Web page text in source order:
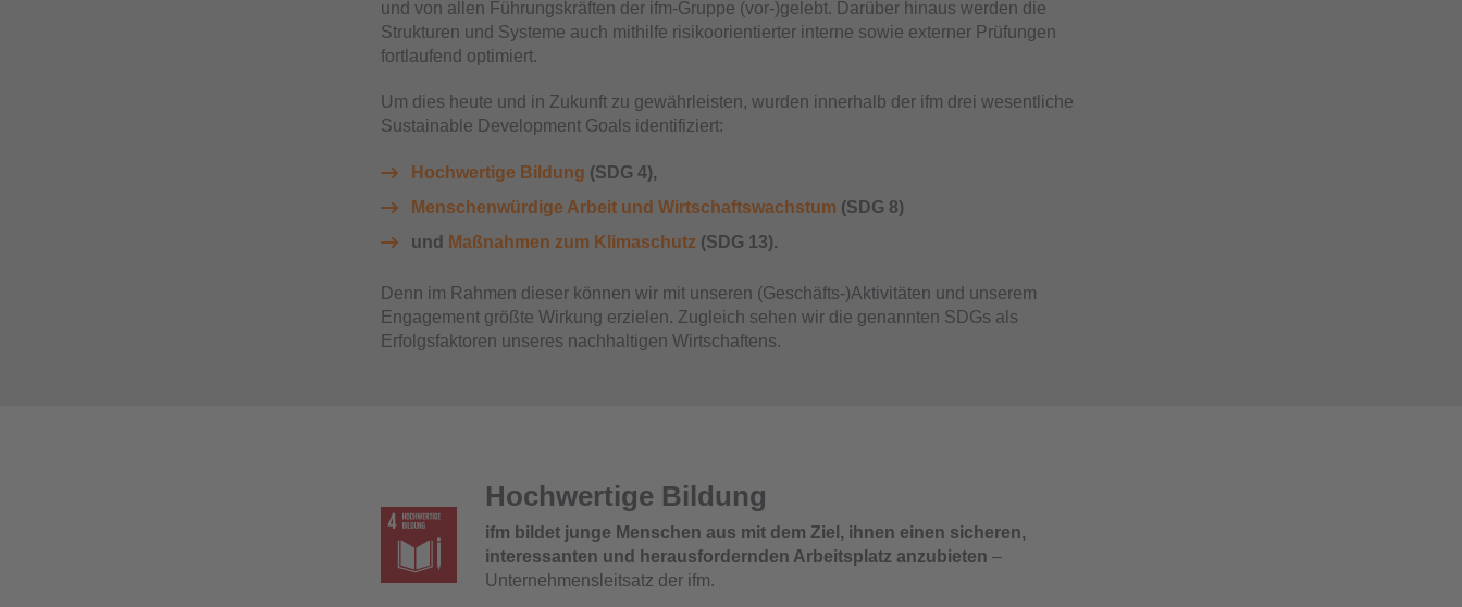
und von allen Führungskräften der ifm-Gruppe (vor-)gelebt. Darüber hinaus werden die
Strukturen und Systeme auch mithilfe risikoorientierter interne sowie externer Prüfungen
fortlaufend optimiert.
Um dies heute und in Zukunft zu gewährleisten, wurden innerhalb der ifm drei wesentliche
Sustainable Development Goals identifiziert:
Hochwertige Bildung (SDG 4),
Menschenwürdige Arbeit und Wirtschaftswachstum (SDG 8)
und
Maßnahmen zum Klimaschutz (SDG 13).
Denn im Rahmen dieser können wir mit unseren (Geschäfts-)Aktivitäten und unserem
Engagement größte Wirkung erzielen. Zugleich sehen wir die genannten SDGs als
Erfolgsfaktoren unseres nachhaltigen Wirtschaftens.
Hochwertige Bildung
ifm bildet junge Menschen aus mit dem Ziel, ihnen einen sicheren,
interessanten und herausfordernden Arbeitsplatz anzubieten –
Unternehmensleitsatz der ifm.